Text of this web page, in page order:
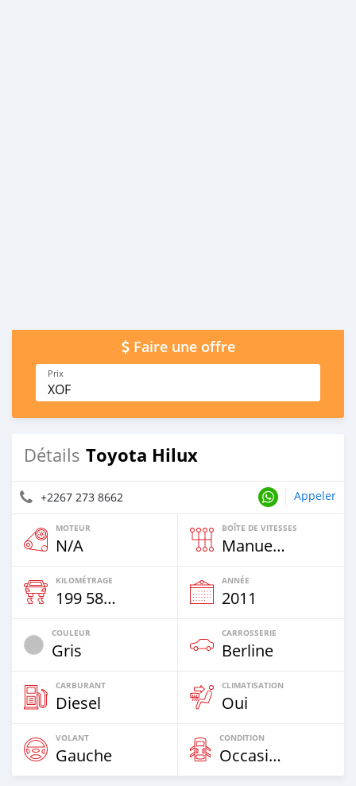
Faire une offre
Prix
XOF
Détails Toyota Hilux
+2267 273 8662 Appeler
MOTEUR
N/A
BOÎTE DE VITESSES
Manuelle
KILOMÉTRAGE
199 586 Km
ANNÉE
2011
COULEUR
Gris
CARROSSERIE
Berline
CARBURANT
Diesel
CLIMATISATION
Oui
VOLANT
Gauche
CONDITION
Occasion